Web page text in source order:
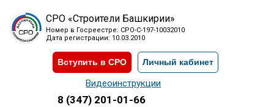
СРО «Строители Башкирии»
Номер в Госреестре: СРО-С-197-10032010
Дата регистрации: 10.03.2010
Вступить в СРО Личный кабинет
Видеоинструкции
8 (347) 201-01-66